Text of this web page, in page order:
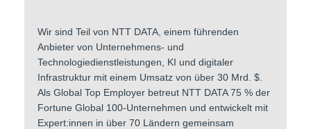
Wir sind Teil von NTT DATA, einem führenden
Anbieter von Unternehmens- und
Technologiedienstleistungen, KI und digitaler
Infrastruktur mit einem Umsatz von über 30 Mrd. $.
Als Global Top Employer betreut NTT DATA 75 % der
Fortune Global 100-Unternehmen und entwickelt mit
Expert:innen in über 70 Ländern gemeinsam